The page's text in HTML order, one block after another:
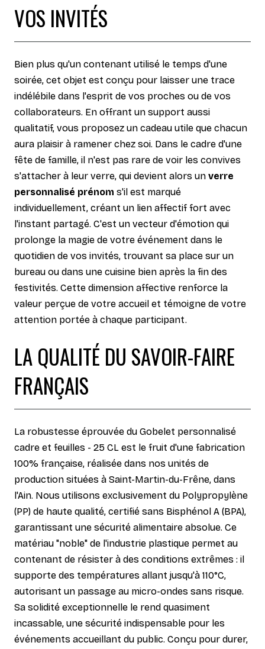
VOS INVITÉS
Bien plus qu'un contenant utilisé le temps d'une
soirée, cet objet est conçu pour laisser une trace
indélébile dans l'esprit de vos proches ou de vos
collaborateurs. En offrant un support aussi
qualitatif, vous proposez un cadeau utile que chacun
aura plaisir à ramener chez soi. Dans le cadre d'une
fête de famille, il n'est pas rare de voir les convives
s'attacher à leur verre, qui devient alors un verre
personnalisé prénom s'il est marqué
individuellement, créant un lien affectif fort avec
l'instant partagé. C'est un vecteur d'émotion qui
prolonge la magie de votre événement dans le
quotidien de vos invités, trouvant sa place sur un
bureau ou dans une cuisine bien après la fin des
festivités. Cette dimension affective renforce la
valeur perçue de votre accueil et témoigne de votre
attention portée à chaque participant.
LA QUALITÉ DU SAVOIR-FAIRE
FRANÇAIS
La robustesse éprouvée du Gobelet personnalisé
cadre et feuilles - 25 CL est le fruit d'une fabrication
100% française, réalisée dans nos unités de
production situées à Saint-Martin-du-Frêne, dans
l'Ain. Nous utilisons exclusivement du Polypropylène
(PP) de haute qualité, certifié sans Bisphénol A (BPA),
garantissant une sécurité alimentaire absolue. Ce
matériau "noble" de l'industrie plastique permet au
contenant de résister à des conditions extrêmes : il
supporte des températures allant jusqu'à 110°C,
autorisant un passage au micro-ondes sans risque.
Sa solidité exceptionnelle le rend quasiment
incassable, une sécurité indispensable pour les
événements accueillant du public. Conçu pour durer,